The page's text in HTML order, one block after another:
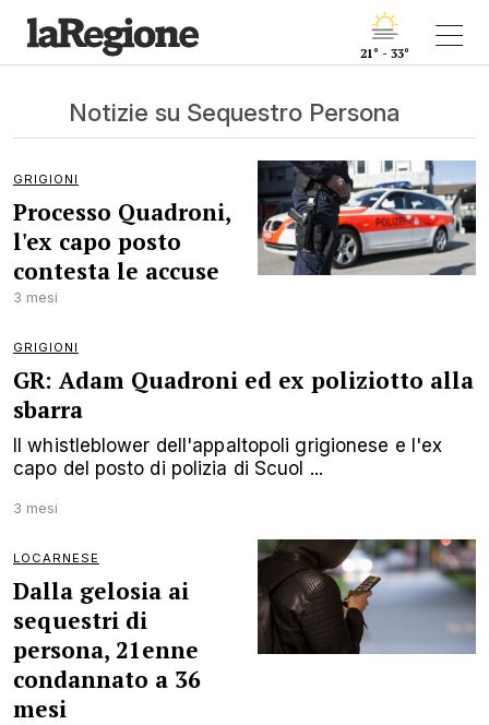
21° - 33°
Notizie su Sequestro Persona
GRIGIONI
Processo Quadroni,
l'ex capo posto
contesta le accuse
3 mesi
GRIGIONI
GR: Adam Quadroni ed ex poliziotto alla
sbarra
Il whistleblower dell'appaltopoli grigionese e l'ex
capo del posto di polizia di Scuol ...
3 mesi
LOCARNESE
Dalla gelosia ai
sequestri di
persona, 21enne
condannato a 36
mesi